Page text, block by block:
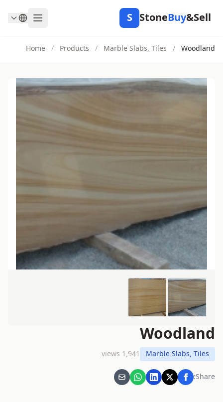
S StoneBuy&Sell
Home / Products / Marble Slabs, Tiles / Woodland
Woodland
Marble Slabs, Tiles
1,941 views
Share: